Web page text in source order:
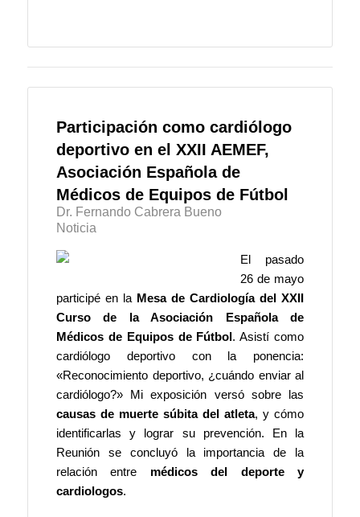
Participación como cardiólogo
deportivo en el XXII AEMEF,
Asociación Española de
Médicos de Equipos de Fútbol
Dr. Fernando Cabrera Bueno
Noticia
El pasado
26 de mayo
participé en la Mesa de Cardiología del XXII
Curso de la Asociación Española de
Médicos de Equipos de Fútbol . Asistí como
cardiólogo deportivo con la ponencia:
«Reconocimiento deportivo, ¿cuándo enviar al
cardiólogo?» Mi exposición versó sobre las
causas de muerte súbita del atleta, y cómo
identificarlas y lograr su prevención. En la
Reunión se concluyó la importancia de la
relación entre médicos del deporte y
cardiologos.